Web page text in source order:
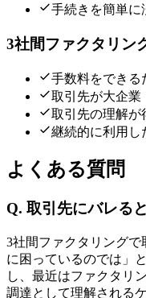
手続きを簡単に
3社間ファクタリン
手数料をできる
取引先が大企業
取引先の理解が
継続的に利用し
よくある質問
Q. 取引先にバレる
3社間ファクタリングで
に困っているのでは」
し、最近はファクタリ
調達として理解される